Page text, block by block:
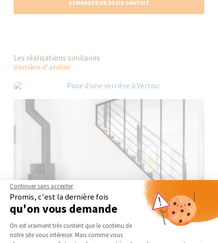
DEMANDER UN DEVIS GRATUIT
Les réalisations similaires
Verrière d'atelier
Continuer sans accepter
Promis, c'est la dernière fois
qu'on vous demande
Plateforme de Gestion du
On est vraiment très content que le contenu de
notre site vous intéresse. Mais comme vous